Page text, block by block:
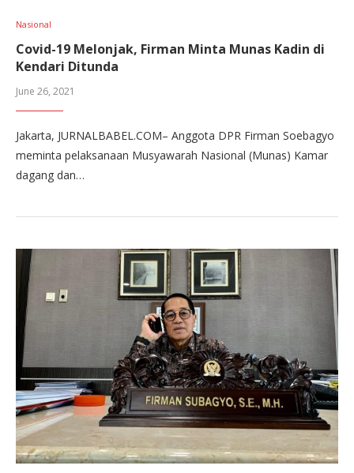
Nasional
Covid-19 Melonjak, Firman Minta Munas Kadin di
Kendari Ditunda
June 26, 2021
Jakarta, JURNALBABEL.COM– Anggota DPR Firman Soebagyo
meminta pelaksanaan Musyawarah Nasional (Munas) Kamar
dagang dan…